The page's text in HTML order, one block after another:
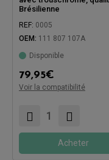
Brésilienne
REF: 0005
OEM: 111 807 107A
Disponible
79,95€
Voir la compatibilité
Acheter